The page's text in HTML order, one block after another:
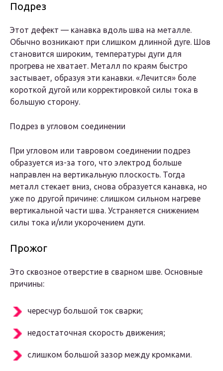
Подрез
Этот дефект — канавка вдоль шва на металле.
Обычно возникают при слишком длинной дуге. Шов
становится широким, температуры дуги для
прогрева не хватает. Металл по краям быстро
застывает, образуя эти канавки. «Лечится» боле
короткой дугой или корректировкой силы тока в
большую сторону.
Подрез в угловом соединении
При угловом или тавровом соединении подрез
образуется из-за того, что электрод больше
направлен на вертикальную плоскость. Тогда
металл стекает вниз, снова образуется канавка, но
уже по другой причине: слишком сильном нагреве
вертикальной части шва. Устраняется снижением
силы тока и/или укорочением дуги.
Прожог
Это сквозное отверстие в сварном шве. Основные
причины:
чересчур большой ток сварки;
недостаточная скорость движения;
слишком большой зазор между кромками.